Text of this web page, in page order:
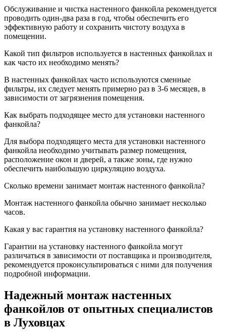
Обслуживание и чистка настенного фанкойла рекомендуется
проводить один-два раза в год, чтобы обеспечить его
эффективную работу и сохранить чистоту воздуха в
помещении.
Какой тип фильтров используется в настенных фанкойлах и
как часто их необходимо менять?
В настенных фанкойлах часто используются сменные
фильтры, их следует менять примерно раз в 3-6 месяцев, в
зависимости от загрязнения помещения.
Как выбрать подходящее место для установки настенного
фанкойла?
Для выбора подходящего места для установки настенного
фанкойла необходимо учитывать размер помещения,
расположение окон и дверей, а также зоны, где нужно
обеспечить наибольшую циркуляцию воздуха.
Сколько времени занимает монтаж настенного фанкойла?
Монтаж настенного фанкойла обычно занимает несколько
часов.
Какая у вас гарантия на установку настенного фанкойла?
Гарантии на установку настенного фанкойла могут
различаться в зависимости от поставщика и производителя,
рекомендуется проконсультироваться с ними для получения
подробной информации.
Надежный монтаж настенных
фанкойлов от опытных специалистов
в Луховцах